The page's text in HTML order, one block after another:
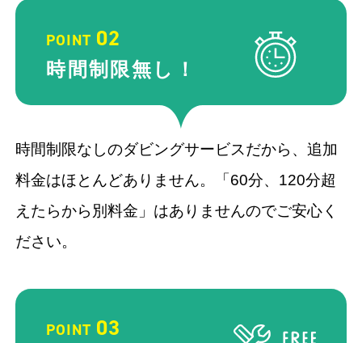
POINT 02
時間制限無し！
時間制限なしのダビングサービスだから、追加
料金はほとんどありません。「60分、120分超
えたらから別料金」はありませんのでご安心く
ださい。
POINT 03